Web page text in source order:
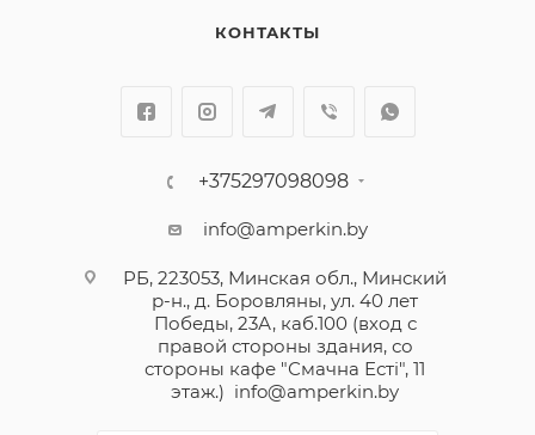
КОНТАКТЫ
+375297098098
info@amperkin.by
РБ, 223053, Минская обл., Минский
р-н., д. Боровляны, ул. 40 лет
Победы, 23А, каб.100 (вход с
правой стороны здания, со
стороны кафе "Смачна Естi", 11
этаж.) info@amperkin.by